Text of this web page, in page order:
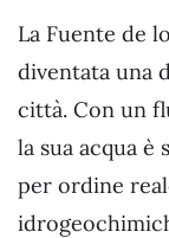
La Fuente de
diventata una
città. Con un
la sua acqua
per ordine